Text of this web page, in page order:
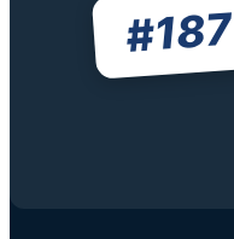
#187